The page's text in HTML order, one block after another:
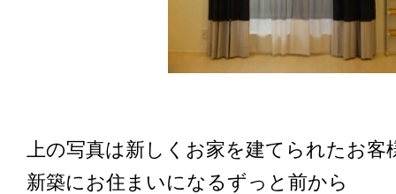
上の写真は新しくお家を建てられたお
新築にお住まいになるずっと前から